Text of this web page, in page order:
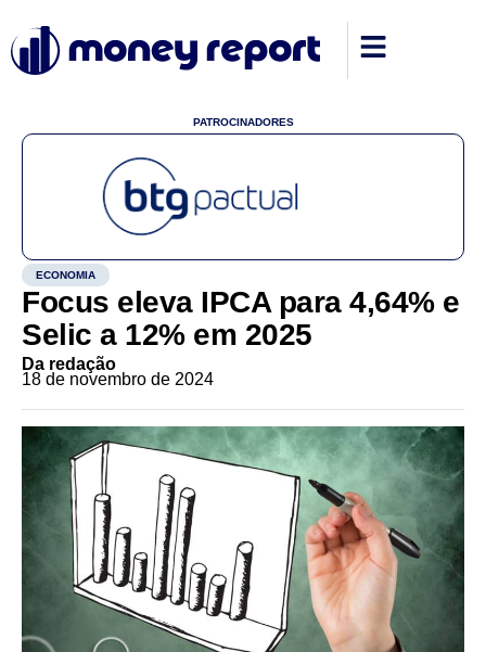
PATROCINADORES
ECONOMIA
Focus eleva IPCA para 4,64% e
Selic a 12% em 2025
Da redação
18 de novembro de 2024